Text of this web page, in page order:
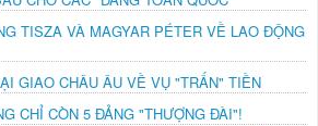
TISZA VÀ MAGYAR PÉTER VỀ LAO ĐỘNG
GIAO CHÂU ÂU VỀ VỤ "TRẤN" TIỀN
CHỈ CÒN 5 ĐẢNG "THƯỢNG ĐÀI"!